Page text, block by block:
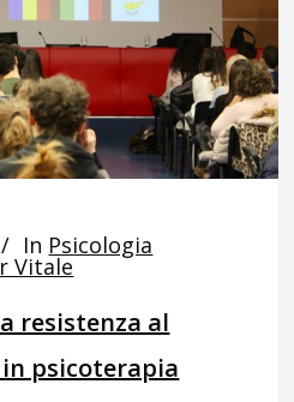
In Psicologia
Vitale
resistenza al
psicoterapia